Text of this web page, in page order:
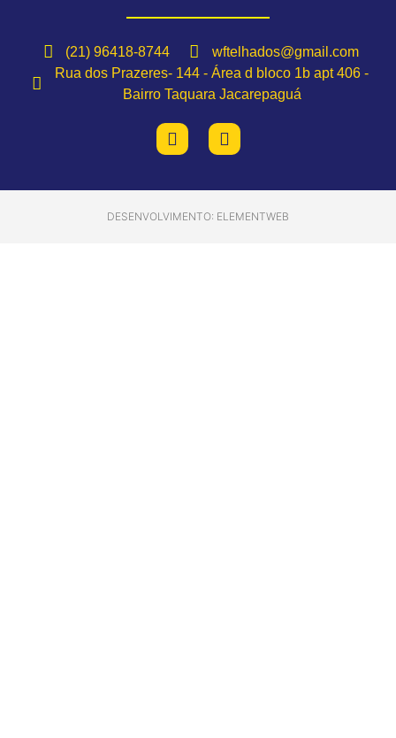
(21) 96418-8744
wftelhados@gmail.com
Rua dos Prazeres- 144 - Área d bloco 1b apt 406 -
Bairro Taquara Jacarepaguá
DESENVOLVIMENTO: ELEMENTWEB